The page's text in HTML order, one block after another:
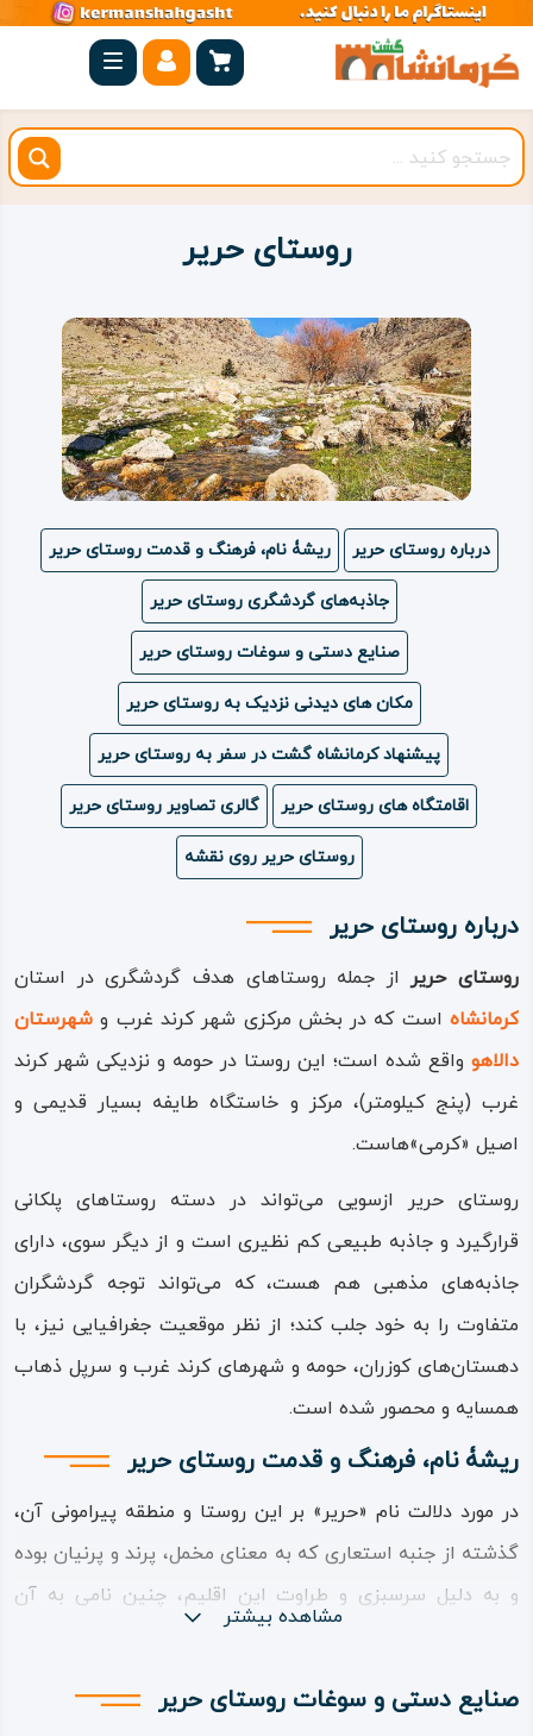
صفحه
اصلی
کرمانشاه
شهرستان
روستاهای
اقامتگاه
ویژه
روستای حریر
درباره روستای حریر ریشۀ نام، فرهنگ و قدمت روستای حریر
جاذبه‌های گردشگری روستای حریر
صنایع دستی و سوغات روستای حریر
مکان های دیدنی نزدیک به روستای حریر
پیشنهاد کرمانشاه گشت در سفر به روستای حریر
اقامتگاه های روستای حریر گالری تصاویر روستای حریر
روستای حریر روی نقشه
درباره روستای حریر
روستای حریراز جمله روستاهای هدف گردشگری در استان
کرمانشاه است که در بخش مرکزی شهر کرند غرب و شهرستان
دالاهو واقع شده است؛ این روستا در حومه‌ و نزدیکی شهر کرند
غرب (پنج کیلومتر)، مرکز و خاستگاه طایفه بسیار قدیمی و
اصیل «کرمی‌»هاست.
روستای حریر ازسویی می‌تواند در دسته روستاهای پلکانی
قرارگیرد و جاذبه طبیعی کم نظیری است و از دیگر سوی، دارای
جاذبه‌های مذهبی هم هست، که می‌تواند توجه گردشگران
متفاوت را به خود جلب کند؛ از نظر موقعیت جغرافیایی نیز، با
دهستان‌های کوزران، حومه و شهرهای کرند غرب و سرپل‌ ذهاب
همسایه و محصور شده است.
ریشۀ نام، فرهنگ و قدمت روستای حریر
در مورد دلالت نام «حریر» بر این روستا و منطقه پیرامونی آن،
گذشته از جنبه استعاری که به معنای مخمل، پرند و پرنیان بوده
و به دلیل سرسبزی و طراوت این اقلیم، چنین نامی به آن
به نام زنی نسبت می‌دهند که روزگاری در این منطقه ساکن بوده
مشاهده بیشتر
صنایع دستی و سوغات روستای حریر